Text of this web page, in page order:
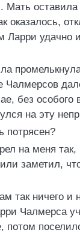
Мать
оказалось,
Ларри удачно
Чалмерсов
без особого
на эту
на меня
заметил,
так ничего и
Чалмерса
потом